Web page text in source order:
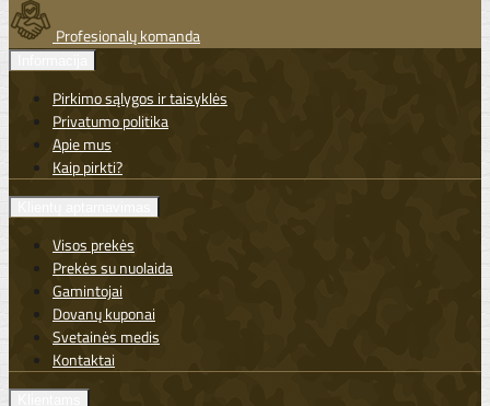
Profesionalų komanda
Pirkimo sąlygos ir taisyklės
Privatumo politika
Apie mus
Kaip pirkti?
Visos prekės
Prekės su nuolaida
Gamintojai
Dovanų kuponai
Svetainės medis
Kontaktai